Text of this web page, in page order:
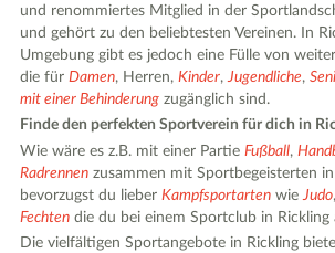
und renommiertes Mitglied in der
und gehört zu den beliebtesten Vereinen. In
Umgebung gibt es jedoch eine Fülle von
die fürDamen, Herren,Kinder, Jugendliche,
mit einer Behinderung zugänglich sind.
Finde den perfekten Sportverein für dich in
Wie wäre es z.B. mit einer PartieFußball,
Radrennen zusammen mit Sportbegeisterten
bevorzugst du lieberKampfsportarten wie Judo
Fechten die du bei einem Sportclub in Rickling
Die vielfältigen Sportangebote in Rickling